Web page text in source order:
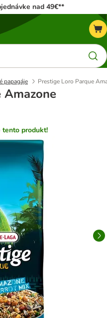
nad 49€**
papagáje Prestige Loro Parque
Amazone
tento produkt!